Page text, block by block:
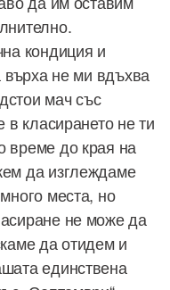
кондиция и
върха не ми вдъхва
мач със
в класирането не ти
време до края на
да изглеждаме
места, но
не може да
да отидем и
единствена